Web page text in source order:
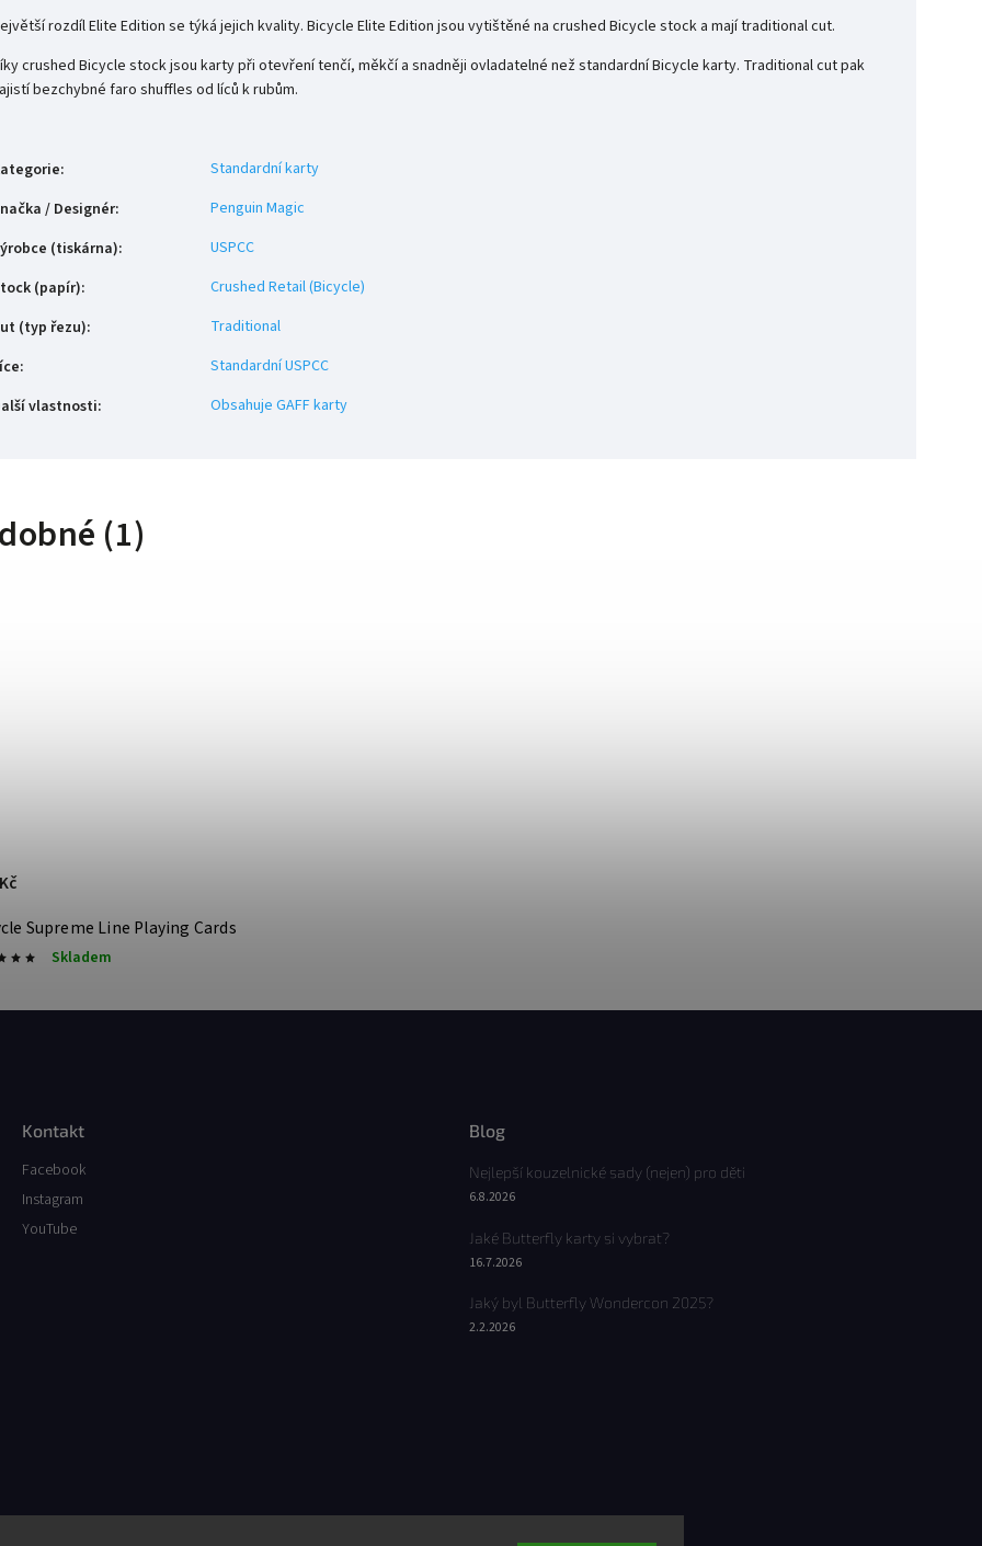
rozdíl Elite Edition se týká jejich kvality. Bicycle Elite Edition jsou vytištěné na crushed Bicycle stock a mají traditional cut.
crushed Bicycle stock jsou karty při otevření tenčí, měkčí a snadněji ovladatelné než standardní Bicycle karty. Traditional cut pak
bezchybné faro shuffles od líců k rubům.
:
Standardní karty
/ Designér:
Penguin Magic
(tiskárna):
USPCC
(papír):
Crushed Retail (Bicycle)
(typ řezu):
Traditional
:
Standardní USPCC
vlastnosti: Obsahuje GAFF karty
(1)
Supreme Line Playing Cards
Skladem
Kontakt
Facebook
Instagram
YouTube
Blog
Nejlepší kouzelnické sady (nejen) pro děti
6.8.2026
Jaké Butterfly karty si vybrat?
16.7.2026
Jaký byl Butterfly Wondercon 2025?
2.2.2026